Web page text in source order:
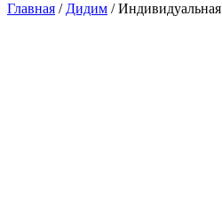
Главная / Дидим /